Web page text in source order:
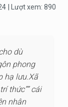
| Lượt xem: 890
dù
phong
hạ lưu.Xã
thức”” cái
nhân